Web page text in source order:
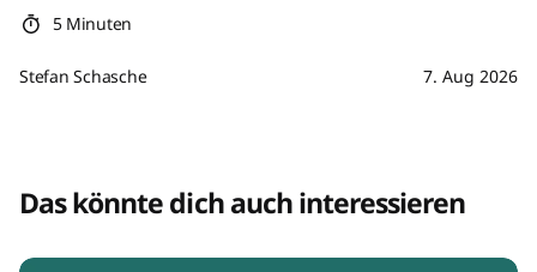
5 Minuten
Stefan Schasche 7. Aug 2026
Das könnte dich auch interessieren